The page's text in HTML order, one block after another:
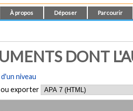
À propos Déposer Parcourir
DONT
niveau
exporter